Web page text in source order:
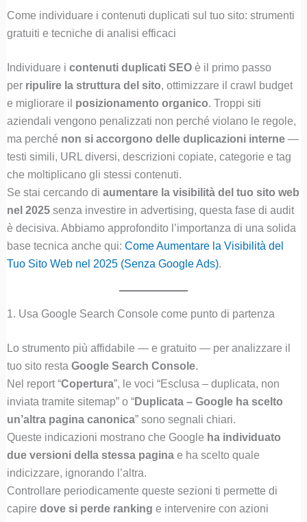
Come individuare i contenuti duplicati sul tuo sito: strumenti
gratuiti e tecniche di analisi efficaci
Individuare i contenuti duplicati SEOè il primo passo
per ripulire la struttura del sito, ottimizzare il crawl budget
e migliorare il posizionamento organico. Troppi siti
aziendali vengono penalizzati non perché violano le regole,
ma perché non si accorgono delle duplicazioni interne—
testi simili, URL diversi, descrizioni copiate, categorie e tag
che moltiplicano gli stessi contenuti.
Se stai cercando di aumentare la visibilità del tuo sito web
nel 2025senza investire in advertising, questa fase di audit
è decisiva. Abbiamo approfondito l’importanza di una solida
base tecnica anche qui: Come Aumentare la Visibilità del
Tuo Sito Web nel 2025 (Senza Google Ads).
1. Usa Google Search Console come punto di partenza
Lo strumento più affidabile — e gratuito — per analizzare il
tuo sito resta Google Search Console.
Nel report “Copertura”, le voci “Esclusa – duplicata, non
inviata tramite sitemap” o “Duplicata – Google ha scelto
un’altra pagina canonica” sono segnali chiari.
Queste indicazioni mostrano che Google ha individuato
due versioni della stessa paginae ha scelto quale
indicizzare, ignorando l’altra.
Controllare periodicamente queste sezioni ti permette di
capire dove si perde ranking e intervenire con azioni